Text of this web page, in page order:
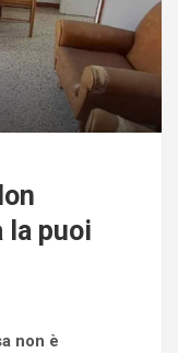
la puoi
non è